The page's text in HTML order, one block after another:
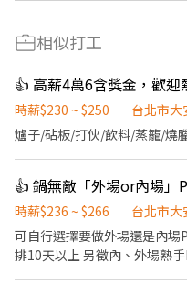
相似打工
時薪$230 ~ $250
台北市大
爐子/砧板/打伙/飲料/蒸籠/燒
👍 鍋無敵「外場or內場」
時薪$236 ~ $266
台北市大
可自行選擇要做外場還是內場
排10天以上 另徵內、外場熟手PT 有半年以上餐飲經驗 學習能力